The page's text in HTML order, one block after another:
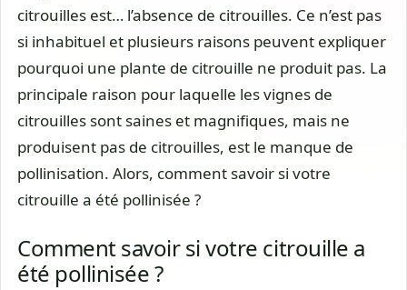
citrouilles est… l’absence de citrouilles. Ce n’est pas
si inhabituel et plusieurs raisons peuvent expliquer
pourquoi une plante de citrouille ne produit pas. La
principale raison pour laquelle les vignes de
citrouilles sont saines et magnifiques, mais ne
produisent pas de citrouilles, est le manque de
pollinisation. Alors, comment savoir si votre
citrouille a été pollinisée ?
Comment savoir si votre citrouille a
été pollinisée ?